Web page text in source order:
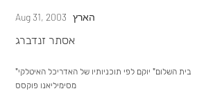
אסתר זנדברג
Aug 31, 2003
"בית השלום" יוקם לפי תוכניותיו של האדריכל האיטלקי
מסימיליאנו פוקסס
הארץ